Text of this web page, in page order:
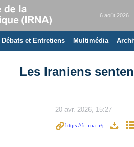
6 août 2026
Débats et Entretiens Multimédia
Les Iraniens
20 avr. 2026, 15:27